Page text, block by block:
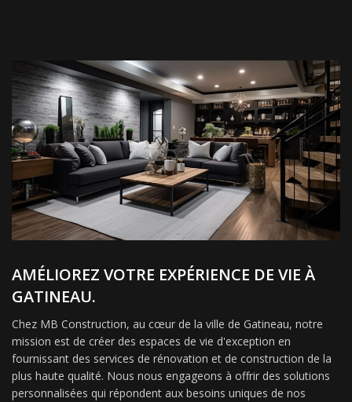
AMÉLIOREZ VOTRE EXPÉRIENCE DE VIE À
GATINEAU.
Chez MB Construction, au cœur de la ville de Gatineau, notre
mission est de créer des espaces de vie d'exception en
fournissant des services de rénovation et de construction de la
plus haute qualité. Nous nous engageons à offrir des solutions
personnalisées qui répondent aux besoins uniques de nos